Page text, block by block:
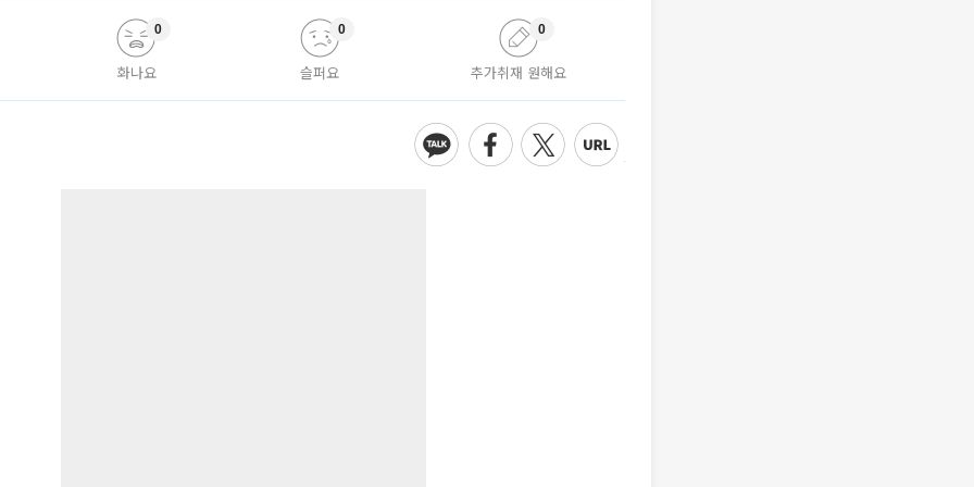
화나요
0
슬퍼요
0
추가취재 원해요
0